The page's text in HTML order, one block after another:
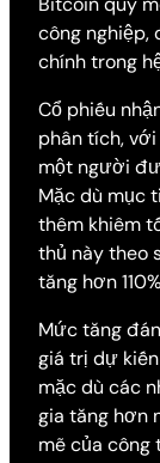
công nghiệp,
chính trong
Cổ phiếu
phân tích,
một người
Mặc dù mục
thêm khiêm
thủ này theo
tăng hơn
Mức tăng
giá trị dự
mặc dù các
gia tăng hơn
mẽ của